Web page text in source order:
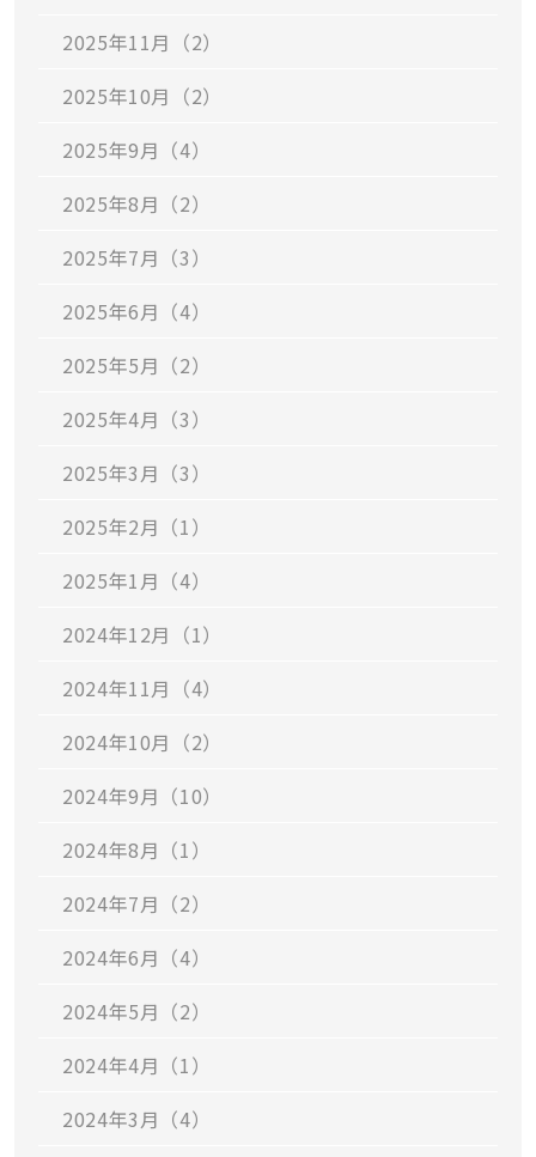
2025年11月（2）
2025年10月（2）
2025年9月（4）
2025年8月（2）
2025年7月（3）
2025年6月（4）
2025年5月（2）
2025年4月（3）
2025年3月（3）
2025年2月（1）
2025年1月（4）
2024年12月（1）
2024年11月（4）
2024年10月（2）
2024年9月（10）
2024年8月（1）
2024年7月（2）
2024年6月（4）
2024年5月（2）
2024年4月（1）
2024年3月（4）